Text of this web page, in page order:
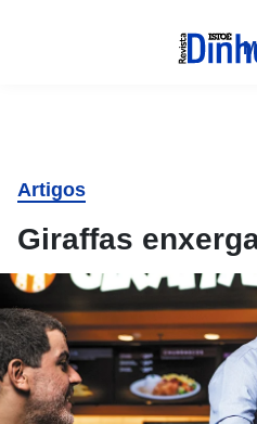
Artigos
Giraffas